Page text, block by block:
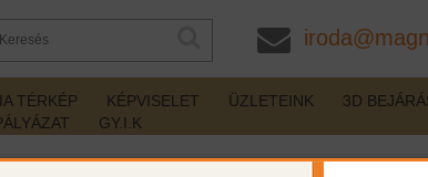
TÉRKÉP KÉPVISELET ÜZLETEINK 3D
GY.I.K